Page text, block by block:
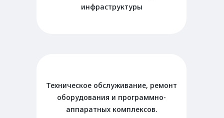
инфраструктуры
Техническое обслуживание, ремонт
оборудования и программно-
аппаратных комплексов.